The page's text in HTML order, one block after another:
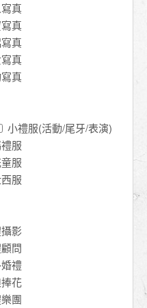
真
真
真
真
真
小禮服(活動/尾牙/表演)
服
服
服
影
問
禮
花
團